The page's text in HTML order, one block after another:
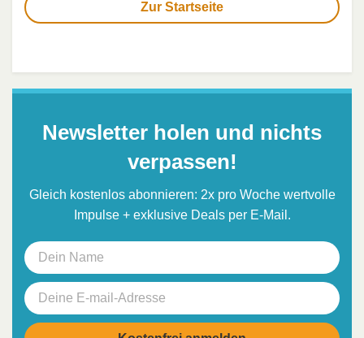
Zur Startseite
Newsletter holen und nichts
verpassen!
Gleich kostenlos abonnieren: 2x pro Woche wertvolle
Impulse + exklusive Deals per E-Mail.